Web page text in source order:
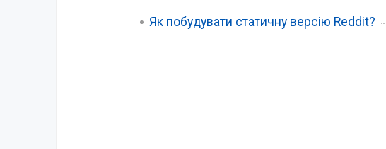
Як побудувати статичну версію Reddit?